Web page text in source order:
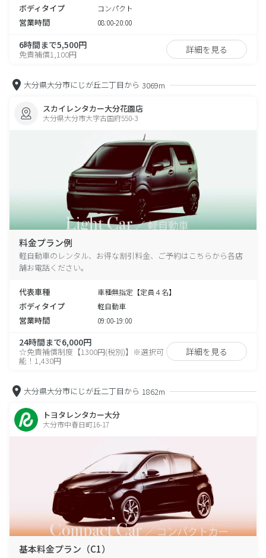
ボディタイプ コンパクト
営業時間 08:00-20:00
6時間まで5,500円
免責補償1,100円 詳細を見る
大分県大分市にじが丘二丁目から 3069m
スカイレンタカー大分花園店
大分県大分市大字古国府550-3
料金プラン例
軽自動車のレンタル、お得な割引料金、ご予約はこちらから各店
舗お電話ください。
代表車種 車種無指定【定員４名】
ボディタイプ 軽自動車
営業時間 09:00-19:00
24時間まで6,000円
☆免責補償制度【1300円(税別)】※選択可
能！1,430円
詳細を見る
大分県大分市にじが丘二丁目から 1862m
トヨタレンタカー大分
大分市中春日町16-17
基本料金プラン（C1）